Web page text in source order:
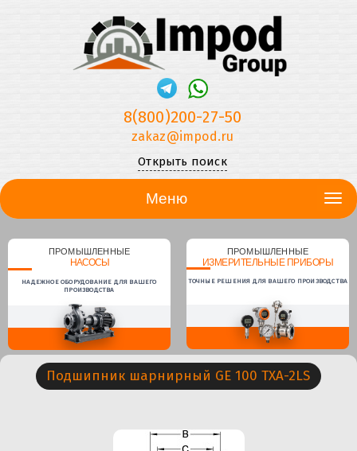
8(800)200-27-50
zakaz@impod.ru
Открыть поиск
Меню
ПРОМЫШЛЕННЫЕ
НАСОСЫ
НАДЕЖНОЕ ОБОРУДОВАНИЕ ДЛЯ ВАШЕГО
ПРОИЗВОДСТВА
ПРОМЫШЛЕННЫЕ
ИЗМЕРИТЕЛЬНЫЕ ПРИБОРЫ
ТОЧНЫЕ РЕШЕНИЯ ДЛЯ ВАШЕГО ПРОИЗВОДСТВА
Подшипник шарнирный GE 100 TXA-2LS